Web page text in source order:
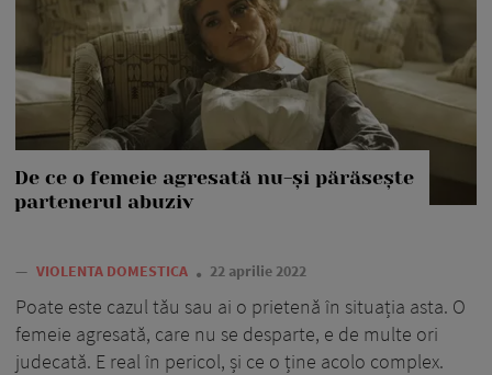
De ce o femeie agresată nu-și părăsește
partenerul abuziv
— VIOLENTA DOMESTICA 22 aprilie 2022
Poate este cazul tău sau ai o prietenă în situația asta. O
femeie agresată, care nu se desparte, e de multe ori
judecată. E real în pericol, și ce o ține acolo complex.